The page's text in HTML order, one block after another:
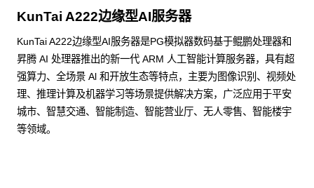
KunTai A222边缘型AI服务器
KunTai A222边缘型AI服务器是PG模拟器数码基于鲲鹏处理器和
昇腾 AI 处理器推出的新一代 ARM 人工智能计算服务器，具有超
强算力、全场景 Al 和开放生态等特点，主要为图像识别、视频处
理、推理计算及机器学习等场景提供解决方案，广泛应用于平安
城市、智慧交通、智能制造、智能营业厅、无人零售、智能楼宇
等领域。